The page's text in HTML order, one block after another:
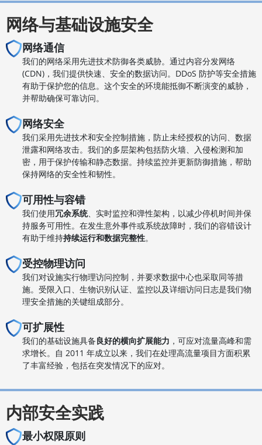
网络与基础设施安全
网络通信
我们的网络采用先进技术防御各类威胁。通过内容分发网络
(CDN)，我们提供快速、安全的数据访问。DDoS 防护等安全措施
有助于保护您的信息。这个安全的环境能抵御不断演变的威胁，
并帮助确保可靠访问。
网络安全
我们采用先进技术和安全控制措施，防止未经授权的访问、数据
泄露和网络攻击。我们的多层架构包括防火墙、入侵检测和加
密，用于保护传输和静态数据。持续监控并更新防御措施，帮助
保持网络的安全性和韧性。
可用性与容错
我们使用冗余系统、实时监控和弹性架构，以减少停机时间并保
持服务可用性。在发生意外事件或系统故障时，我们的容错设计
有助于维持持续运行和数据完整性。
受控物理访问
我们对设施实行物理访问控制，并要求数据中心也采取同等措
施。受限入口、生物识别认证、监控以及详细访问日志是我们物
理安全措施的关键组成部分。
可扩展性
我们的基础设施具备良好的横向扩展能力 ，可应对流量高峰和需
求增长。自 2011 年成立以来，我们在处理高流量项目方面积累
了丰富经验，包括在突发情况下的应对。
内部安全实践
最小权限原则